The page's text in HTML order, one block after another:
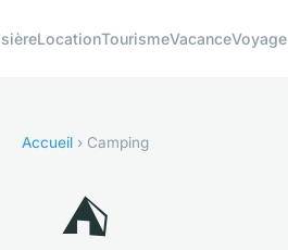
LocationTourismeVacanceVoyage
Accueil› Camping
⛺